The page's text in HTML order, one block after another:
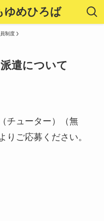
ゆめひろば
制度
遣について
チューター）（無
りご応募ください。